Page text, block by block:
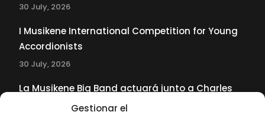
Gestionar el
30 July, 2026
I Musikene International Competition for Young
Accordionists
30 July, 2026
La Musikene Big Band actuará junto a Charles
Tolliver en el 61 Jazzaldia